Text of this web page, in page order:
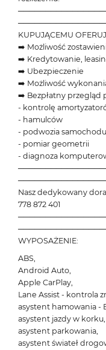
KUPUJĄCEMU
➡️ Możliwość
➡️ Kredytowanie,
➡️ Ubezpieczenie
➡️ Możliwość
➡️ Bezpłatny przegląd
- kontrolę
- hamulców
- podwozia samochodu
- pomiar geometrii
- diagnoza
Nasz dedykowany
778 872 401
WYPOSAŻENIE:
ABS,
Android Auto,
Apple CarPlay,
Lane Assist - kontrola
asystent hamowania -
asystent jazdy w korku,
asystent parkowania,
asystent świateł